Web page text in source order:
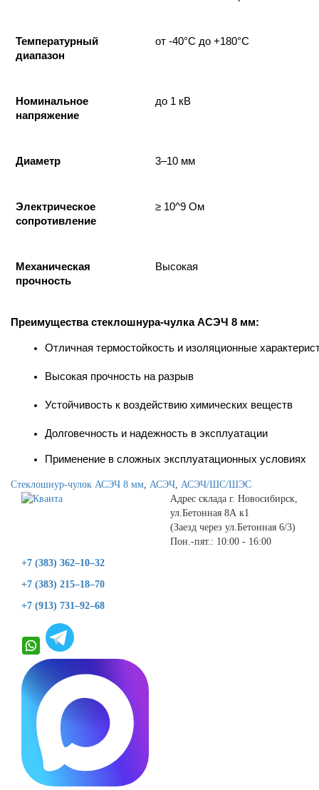
Температурный
диапазон
от -40°C до +180°C
Номинальное
напряжение
до 1 кВ
Диаметр 3–10 мм
Электрическое
сопротивление
≥ 10^9 Ом
Механическая
прочность
Высокая
Преимущества стеклошнура-чулка АСЭЧ 8 мм:
Отличная термостойкость и изоляционные
Высокая прочность на разрыв
Устойчивость к воздействию химических веществ
Долговечность и надежность в эксплуатации
Применение в сложных эксплуатационных условиях
Стеклошнур-чулок АСЭЧ 8 мм АСЭЧ АСЭЧ/ШС/ШЭС
Адрес склада г. Новосибирск,
ул.Бетонная 8А к1
(Заезд через ул.Бетонная 6/3)
Пон.-пят.: 10:00 - 16:00
+7 (383) 362–10–32
+7 (383) 215–18–70
+7 (913) 731–92–68